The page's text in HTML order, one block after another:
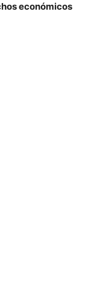
económicos